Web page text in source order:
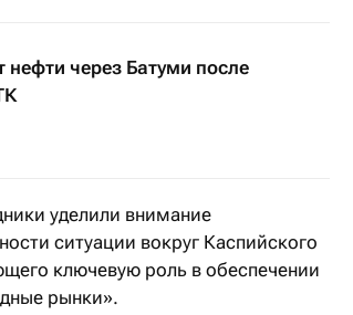
через Батуми после
уделили внимание
ситуации вокруг Каспийского
ключевую роль в обеспечении
рынки».